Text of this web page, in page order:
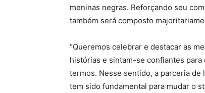
meninas negras. Reforçando seu
também será composto
“Queremos celebrar e destacar as
histórias e sintam-se confiantes
termos. Nesse sentido, a parceria de
tem sido fundamental para mudar o